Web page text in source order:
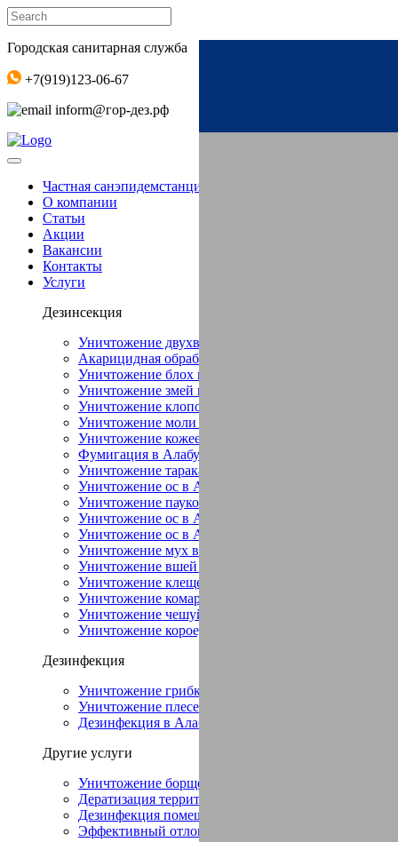
Городская санитарная служба
+7(919)123-06-67‬
inform@гор-дез.рф
Частная санэпидемстанция СЭС в Алабушево
О компании
Статьи
Акции
Вакансии
Контакты
Услуги
Дезинсекция
Уничтожение двухвостки в Алабушево
Акарицидная обработка в Алабушево
Уничтожение блох в Алабушево
Уничтожение змей в Алабушево
Уничтожение клопов в Алабушево
Уничтожение моли в Алабушево
Уничтожение кожееда в Алабушево
Фумигация в Алабушево
Уничтожение тараканов в Алабушево
Уничтожение ос в Алабушево
Уничтожение пауков в Алабушево
Уничтожение ос в Алабушево
Уничтожение ос в Алабушево
Уничтожение мух в Алабушево
Уничтожение вшей в Алабушево
Уничтожение клещей в Алабушево
Уничтожение комаров в Алабушево
Уничтожение чешуйниц в Алабушево
Уничтожение короеда в Алабушево
Дезинфекция
Уничтожение грибка в Алабушево
Уничтожение плесени в Алабушево
Дезинфекция в Алабушево
Другие услуги
Уничтожение борщевика в Алабушево
Дератизация территории в Алабушево
Дезинфекция помещений в Алабушево
Эффективный отлов птиц в помещении в